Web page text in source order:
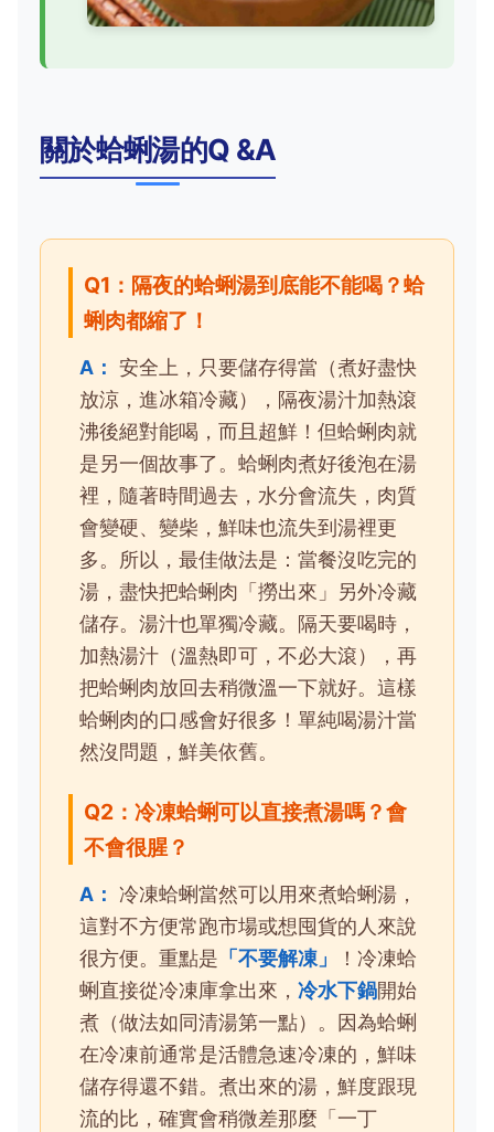
關於蛤蜊湯的Q &A
Q1：隔夜的蛤蜊湯到底能不能喝？蛤
蜊肉都縮了！
A： 安全上，只要儲存得當（煮好盡快
放涼，進冰箱冷藏），隔夜湯汁加熱滾
沸後絕對能喝，而且超鮮！但蛤蜊肉就
是另一個故事了。蛤蜊肉煮好後泡在湯
裡，隨著時間過去，水分會流失，肉質
會變硬、變柴，鮮味也流失到湯裡更
多。所以，最佳做法是：當餐沒吃完的
湯，盡快把蛤蜊肉「撈出來」另外冷藏
儲存。湯汁也單獨冷藏。隔天要喝時，
加熱湯汁（溫熱即可，不必大滾），再
把蛤蜊肉放回去稍微溫一下就好。這樣
蛤蜊肉的口感會好很多！單純喝湯汁當
然沒問題，鮮美依舊。
Q2：冷凍蛤蜊可以直接煮湯嗎？會
不會很腥？
A： 冷凍蛤蜊當然可以用來煮蛤蜊湯，
這對不方便常跑市場或想囤貨的人來說
很方便。重點是 「不要解凍」
！冷凍蛤
蜊直接從冷凍庫拿出來， 冷水下鍋開始
煮（做法如同清湯第一點）。因為蛤蜊
在冷凍前通常是活體急速冷凍的，鮮味
儲存得還不錯。煮出來的湯，鮮度跟現
流的比，確實會稍微差那麼「一丁